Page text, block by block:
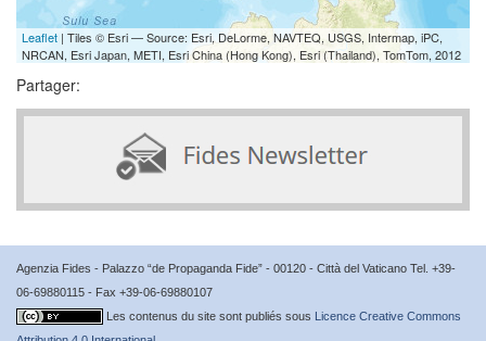
Leaflet | Tiles © Esri — Source: Esri, DeLorme, NAVTEQ, USGS, Intermap, iPC,
NRCAN, Esri Japan, METI, Esri China (Hong Kong), Esri (Thailand), TomTom, 2012
Partager:
Agenzia Fides - Palazzo “de Propaganda Fide” - 00120 - Città del Vaticano Tel. +39-
06-69880115 - Fax +39-06-69880107
Les contenus du site sont publiés sous Licence Creative Commons